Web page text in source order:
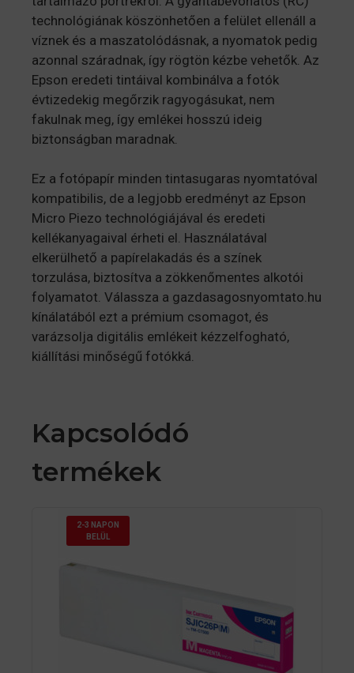
technológiának köszönhetően a felület ellenáll a
víznek és a maszatolódásnak, a nyomatok pedig
azonnal száradnak, így rögtön kézbe vehetők. Az
Epson eredeti tintáival kombinálva a fotók
évtizedekig megőrzik ragyogásukat, nem
fakulnak meg, így emlékei hosszú ideig
biztonságban maradnak.
Ez a fotópapír minden tintasugaras nyomtatóval
kompatibilis, de a legjobb eredményt az Epson
Micro Piezo technológiájával és eredeti
kellékanyagaival érheti el. Használatával
elkerülhető a papírelakadás és a színek
torzulása, biztosítva a zökkenőmentes alkotói
folyamatot. Válassza a gazdasagosnyomtato.hu
kínálatából ezt a prémium csomagot, és
varázsolja digitális emlékeit kézzelfogható,
kiállítási minőségű fotókká.
Kapcsolódó
termékek
2-3 NAPON
BELÜL